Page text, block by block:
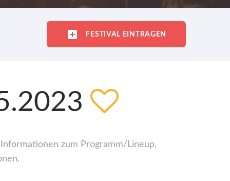
FESTIVAL EINTRAGEN
zum Programm/Lineup,